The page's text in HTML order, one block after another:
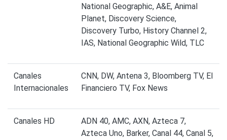
National Geographic, A&E, Animal
Planet, Discovery Science,
Discovery Turbo, History Channel 2,
IAS, National Geographic Wild, TLC
Canales
Internacionales
CNN, DW, Antena 3, Bloomberg TV, El
Financiero TV, Fox News
Canales HD
ADN 40, AMC, AXN, Azteca 7,
Azteca Uno, Barker, Canal 44, Canal 5,